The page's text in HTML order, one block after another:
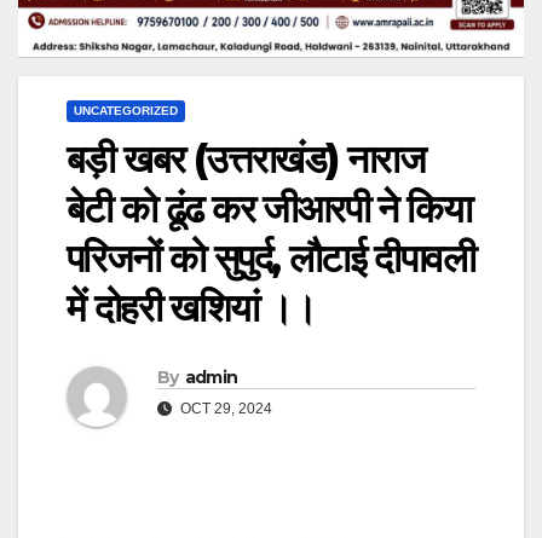
UNCATEGORIZED
बड़ी खबर (उत्तराखंड) नाराज
बेटी को ढूंढ कर जीआरपी ने किया
परिजनों को सुपुर्द, लौटाई दीपावली
में दोहरी खशियां ।।
By admin
OCT 29, 2024